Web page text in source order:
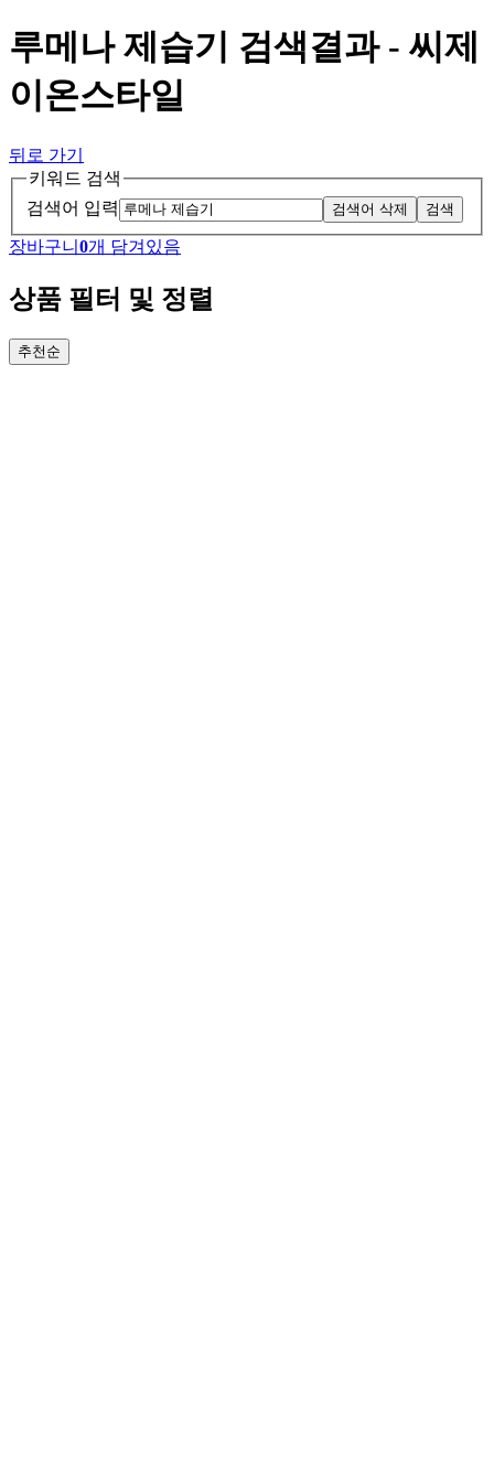
루메나 제습기 검색결과 - 씨제
이온스타일
뒤로 가기
키워드 검색
검색어 입력
검색어 삭제 검색
장바구니 0개 담겨있음
상품 필터 및 정렬
추천순